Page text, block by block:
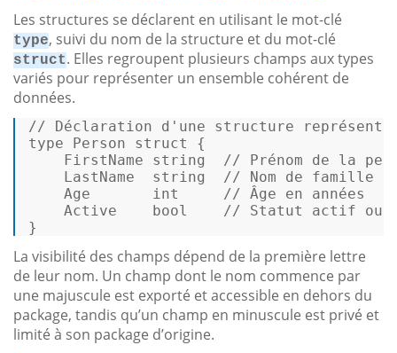
Les structures se déclarent en utilisant le mot-clé
type, suivi du nom de la structure et du mot-clé
struct. Elles regroupent plusieurs champs aux types
variés pour représenter un ensemble cohérent de
données.
// Déclaration d'une structure
type Person struct
{
FirstName string
// Prénom de la
LastName string
// Nom de famille
Age int
// Âge en années
Active bool
// Statut actif ou
}
La visibilité des champs dépend de la première lettre
de leur nom. Un champ dont le nom commence par
une majuscule est exporté et accessible en dehors du
package, tandis qu’un champ en minuscule est privé et
limité à son package d’origine.